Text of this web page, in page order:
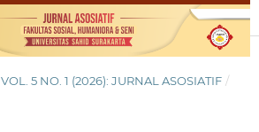
VOL. 5 NO. 1 (2026): JURNAL ASOSIATIF /